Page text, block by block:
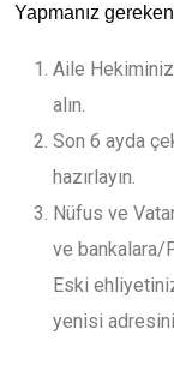
Yapmanız
Aile
alın.
Son 6 ayda
hazırlayın.
Nüfus ve
ve bankalara/
Eski
yenisi